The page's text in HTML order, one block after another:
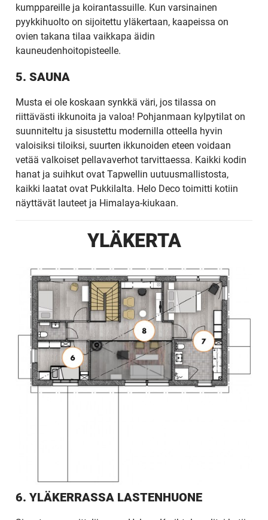
kumppareille ja koirantassuille. Kun varsinainen
pyykkihuolto on sijoitettu yläkertaan, kaapeissa on
ovien takana tilaa vaikkapa äidin
kauneudenhoitopisteelle.
5. SAUNA
Musta ei ole koskaan synkkä väri, jos tilassa on
riittävästi ikkunoita ja valoa! Pohjanmaan kylpytilat on
suunniteltu ja sisustettu modernilla otteella hyvin
valoisiksi tiloiksi, suurten ikkunoiden eteen voidaan
vetää valkoiset pellavaverhot tarvittaessa. Kaikki kodin
hanat ja suihkut ovat Tapwellin uutuusmallistosta,
kaikki laatat ovat Pukkilalta. Helo Deco toimitti kotiin
näyttävät lauteet ja Himalaya-kiukaan.
YLÄKERTA
6. YLÄKERRASSA LASTENHUONE